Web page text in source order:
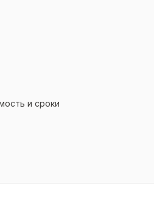
и сроки